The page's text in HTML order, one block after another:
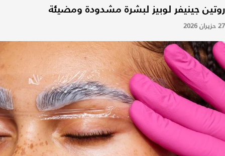
روتين جينيفر لوبيز لبشرة مشدودة ومضيئة
27 حزيران 2026